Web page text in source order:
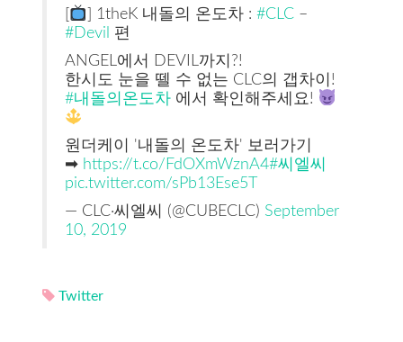
] 1theK 내돌의 온도차 : #CLC–
#Devil
편
ANGEL에서 DEVIL까지?!
한시도 눈을 뗄 수 없는 CLC의 갭차이!
#내돌의온도차에서 확인해주세요!
원더케이 '내돌의 온도차' 보러가기
➡ https://t.co/FdOXmWznA4#씨엘씨
pic.twitter.com/sPb13Ese5T
— CLC·씨엘씨 (@CUBECLC) September
10, 2019
Twitter